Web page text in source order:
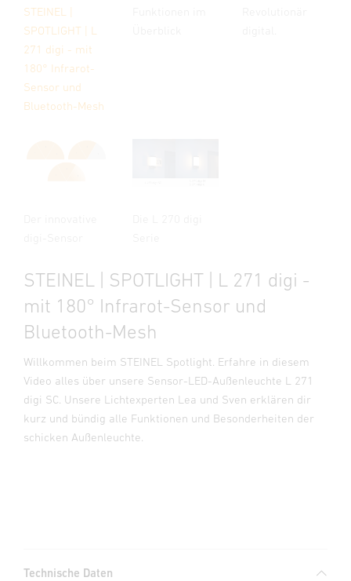
STEINEL |
SPOTLIGHT | L
271 digi - mit
180° Infrarot-
Sensor und
Bluetooth-Mesh
STEINEL | SPOTLIGHT | L 271 digi -
mit 180° Infrarot-Sensor und
Bluetooth-Mesh
Willkommen beim STEINEL Spotlight. Erfahre in diesem
Video alles über unsere Sensor-LED-Außenleuchte L 271
digi SC. Unsere Lichtexperten Lea und Sven erklären dir
kurz und bündig alle Funktionen und Besonderheiten der
schicken Außenleuchte.
Technische Daten